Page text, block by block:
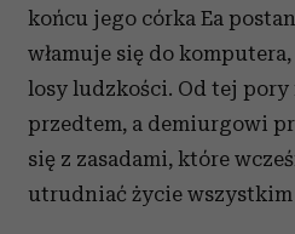
końcu jego córka Ea
włamuje się do
losy ludzkości. Od tej
przedtem, a demiurgowi
się z zasadami, które
utrudniać życie wszystkim